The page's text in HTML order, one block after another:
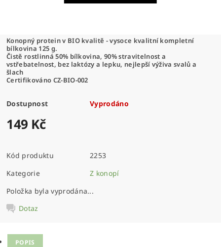
Konopný protein v BIO kvalitě - vysoce kvalitní kompletní
bílkovina 125 g.
Čistě rostlinná 50% bílkovina, 90% stravitelnost a
vstřebatelnost, bez laktózy a lepku, nejlepší výživa svalů a
šlach
Certifikováno CZ-BIO-002
Dostupnost Vyprodáno
149 Kč
Kód produktu
2253
Kategorie
Z konopí
Položka byla vyprodána...
Dotaz
POPIS